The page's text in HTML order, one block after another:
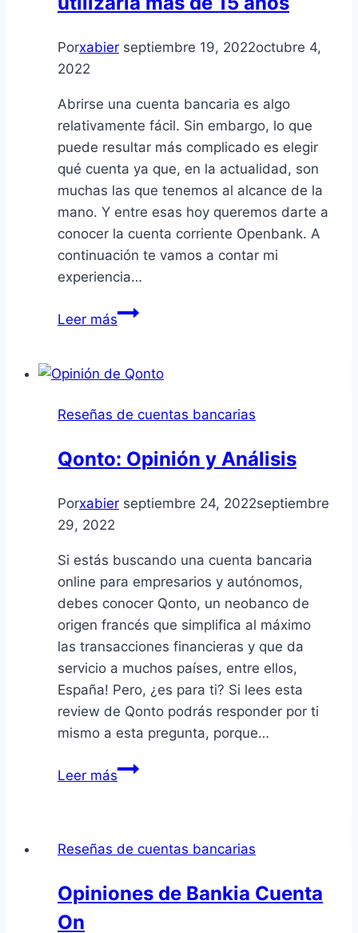
Porxabier septiembre 19, 2022octubre 4,
2022
Abrirse una cuenta bancaria es algo
relativamente fácil. Sin embargo, lo que
puede resultar más complicado es elegir
qué cuenta ya que, en la actualidad, son
muchas las que tenemos al alcance de la
mano. Y entre esas hoy queremos darte a
conocer la cuenta corriente Openbank. A
continuación te vamos a contar mi
experiencia…
Leer másMi
la
corriente
tras
más
años
Reseñas de cuentas bancarias
Qonto: Opinión y Análisis
Porxabier septiembre 24, 2022septiembre
29, 2022
Si estás buscando una cuenta bancaria
online para empresarios y autónomos,
debes conocer Qonto, un neobanco de
origen francés que simplifica al máximo
las transacciones financieras y que da
servicio a muchos países, entre ellos,
España! Pero, ¿es para ti? Si lees esta
review de Qonto podrás responder por ti
mismo a esta pregunta, porque…
Leer másQonto:
Reseñas de cuentas bancarias
Opiniones de Bankia Cuenta
On